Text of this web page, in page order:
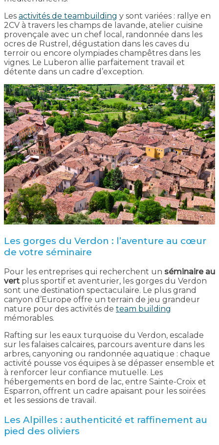
Les activités de teambuilding y sont variées : rallye en
2CV à travers les champs de lavande, atelier cuisine
provençale avec un chef local, randonnée dans les
ocres de Rustrel, dégustation dans les caves du
terroir ou encore olympiades champêtres dans les
vignes. Le Luberon allie parfaitement travail et
détente dans un cadre d’exception.
Les gorges du Verdon : l’aventure au cœur
de votre séminaire
Pour les entreprises qui recherchent un séminaire au
vert plus sportif et aventurier, les gorges du Verdon
sont une destination spectaculaire. Le plus grand
canyon d’Europe offre un terrain de jeu grandeur
nature pour des activités de team building
mémorables.
Rafting sur les eaux turquoise du Verdon, escalade
sur les falaises calcaires, parcours aventure dans les
arbres, canyoning ou randonnée aquatique : chaque
activité pousse vos équipes à se dépasser ensemble et
à renforcer leur confiance mutuelle. Les
hébergements en bord de lac, entre Sainte-Croix et
Esparron, offrent un cadre apaisant pour les soirées
et les sessions de travail.
Les Alpilles : authenticité et raffinement au
pied des oliviers